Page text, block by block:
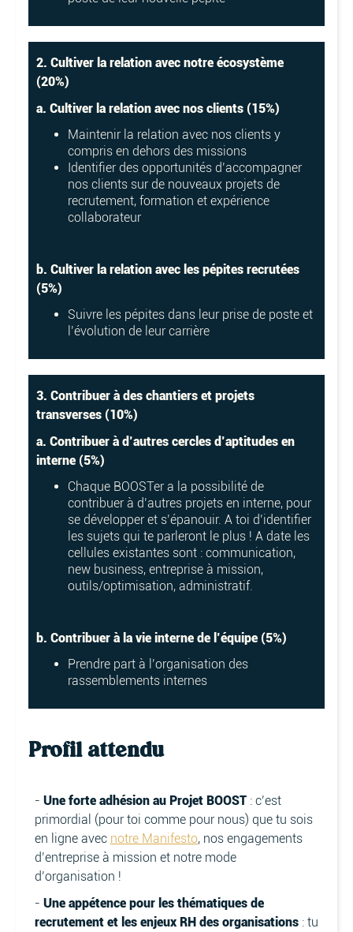
2. Cultiver la relation avec notre écosystème
(20%)
a. Cultiver la relation avec nos clients (15%)
Maintenir la relation avec nos clients y
compris en dehors des missions
Identifier des opportunités d’accompagner
nos clients sur de nouveaux projets de
recrutement, formation et expérience
collaborateur
b. Cultiver la relation avec les pépites recrutées
(5%)
Suivre les pépites dans leur prise de poste et
l’évolution de leur carrière
3. Contribuer à des chantiers et projets
transverses (10%)
a. Contribuer à d’autres cercles d’aptitudes en
interne (5%)
Chaque BOOSTer a la possibilité de
contribuer à d’autres projets en interne, pour
se développer et s’épanouir. A toi d’identifier
les sujets qui te parleront le plus ! A date les
cellules existantes sont : communication,
new business, entreprise à mission,
outils/optimisation, administratif.
b. Contribuer à la vie interne de l’équipe (5%)
Prendre part à l’organisation des
rassemblements internes
Profil attendu
- Une forte adhésion au Projet BOOST : c’est
primordial (pour toi comme pour nous) que tu sois
en ligne avec notre Manifesto, nos engagements
d’entreprise à mission et notre mode
d’organisation !
- Une appétence pour les thématiques de
recrutement et les enjeux RH des organisations : tu